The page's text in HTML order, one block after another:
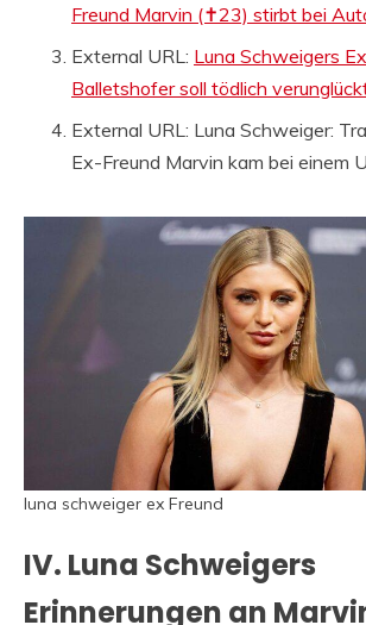
Freund Marvin (✝23) stirbt bei
External URL: Luna Schweigers
Balletshofer soll tödlich
External URL: Luna Schweiger:
Ex-Freund Marvin kam bei einem
luna schweiger ex Freund
IV. Luna Schweigers
Erinnerungen an